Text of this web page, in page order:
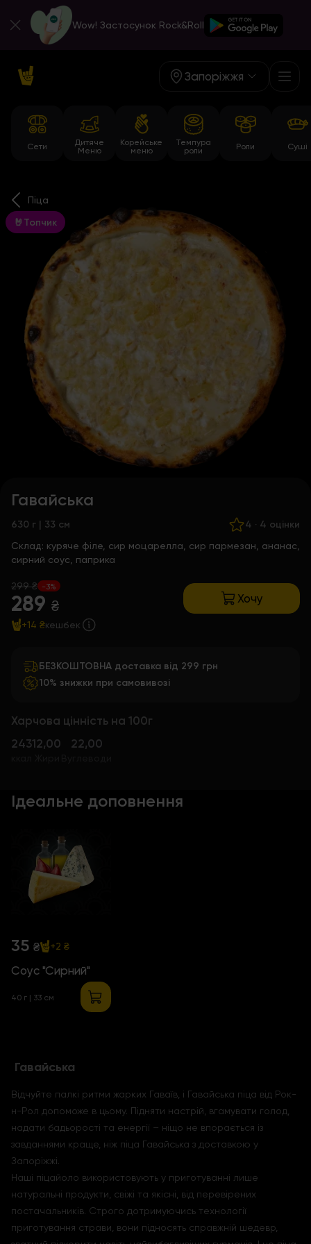
Wow! Застосунок Rock&Roll
Запоріжжя
Сети
Дитяче
Меню
Корейське
меню
Темпура
роли
Роли Суші
Піца
🤘Топчик
Гавайська
630 г | 33 см 4 · 4 оцінки
Склад: куряче філе, сир моцарелла, сир пармезан, ананас,
сирний соус, паприка
299 ₴ -3%
289 ₴ Хочу
+14 ₴кешбек
БЕЗКОШТОВНА доставка від 299 грн
10% знижки при самовивозі
Харчова цінність на 100г
24312,00 22,00
Ідеальне доповнення
35 ₴ +2 ₴
Соус "Сирний"
40 г | 33 см
Гавайська
Відчуйте палкі ритми жарких Гаваїв, і Гавайська піца від Рок-
н-Рол допоможе в цьому. Підняти настрій, вгамувати голод,
надати бадьорості та енергії – ніщо не впорається із
завданнями краще, ніж піца Гавайська з доставкою у
Запоріжжі.
Наші піцайоло використовують у приготуванні лише
натуральні продукти, свіжі та якісні, від перевірених
постачальників. Строго дотримуючись технології
приготування страви, вони підносять справжній шедевр,